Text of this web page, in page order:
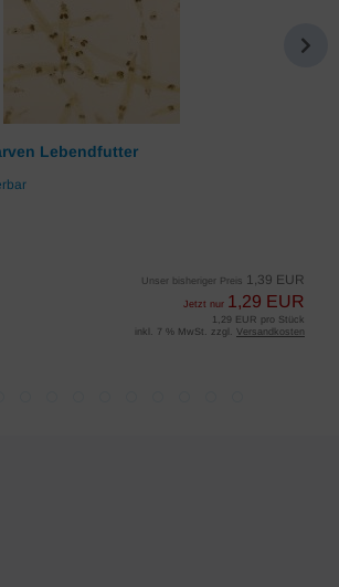
Lebendfutter
Unser bisheriger Preis 1,39 EUR
Jetzt nur 1,29 EUR
1,29 EUR pro Stück
inkl. 7 % MwSt. zzgl. Versandkosten